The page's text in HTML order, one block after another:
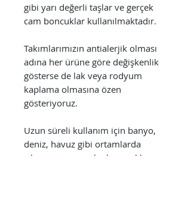
gibi yarı değerli taşlar ve gerçek
cam boncuklar kullanılmaktadır.
Takımlarımızın antialerjik olması
adına her ürüne göre değişkenlik
gösterse de lak veya rodyum
kaplama olmasına özen
gösteriyoruz.
Uzun süreli kullanım için banyo,
deniz, havuz gibi ortamlarda
çıkarmanıza gerek olmamakla